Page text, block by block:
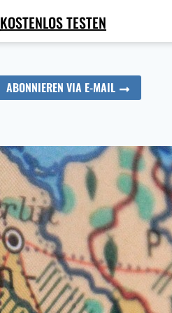
KOSTENLOS TESTEN
ABONNIEREN VIA E-MAIL